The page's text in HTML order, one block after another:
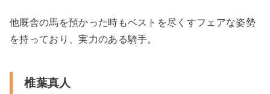
他厩舎の馬を預かった時もベストを尽くすフェアな姿勢
を持っており、実力のある騎手。
椎葉真人